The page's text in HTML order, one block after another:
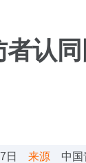
者认
日 来源 中